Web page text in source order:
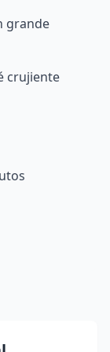
grande
crujiente